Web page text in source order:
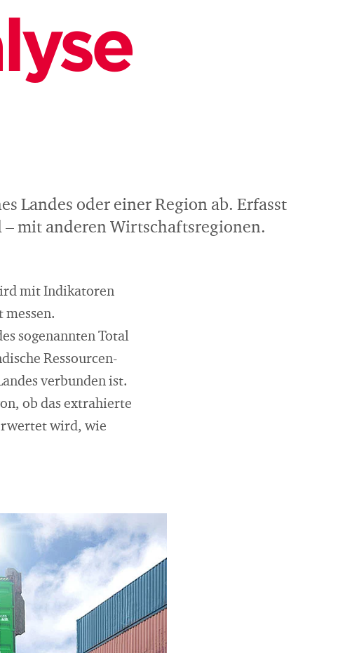
Landes oder einer Region ab. Erfasst
mit anderen Wirtschaftsregionen.
mit Indikatoren
sogenannten Total
Ressourcen-
verbunden ist.
ob das extrahierte
wird, wie